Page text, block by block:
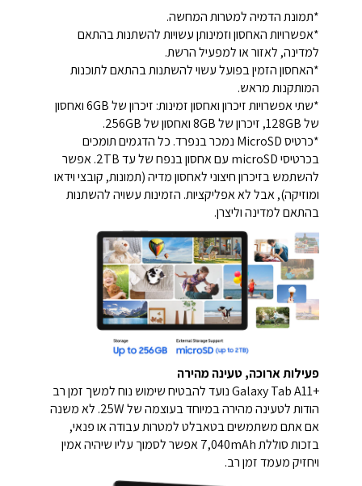
*תמונת הדמיה למטרות המחשה.
*אפשרויות האחסון וזמינותן עשויות להשתנות בהתאם
למדינה, לאזור או למפעיל הרשת.
*האחסון הזמין בפועל עשוי להשתנות בהתאם לתוכנות
המותקנות מראש.
*שתי אפשרויות זיכרון ואחסון זמינות: זיכרון של 6GB ואחסון
של 128GB, זיכרון של 8GB ואחסון של 256GB.
*כרטיס MicroSD נמכר בנפרד. כל הדגמים תומכים
בכרטיסי microSD עם אחסון בנפח של עד 2TB. אפשר
להשתמש בזיכרון חיצוני לאחסון מדיה (תמונות, קובצי וידאו
ומוזיקה), אבל לא אפליקציות. הזמינות עשויה להשתנות
בהתאם למדינה וליצרן.
פעילות ארוכה, טעינה מהירה
+Galaxy Tab A11 נועד להבטיח שימוש נוח למשך זמן רב
הודות לטעינה מהירה במיוחד בעוצמה של 25W. לא משנה
אם אתם משתמשים בטאבלט למטרות עבודה או פנאי,
בזכות סוללת 7,040mAh אפשר לסמוך עליו שיהיה אמין
ויחזיק מעמד זמן רב.